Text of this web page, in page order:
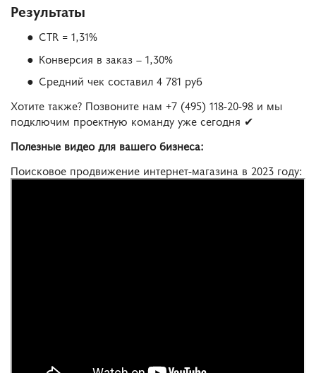
Результаты
CTR = 1,31%
Конверсия в заказ – 1,30%
Средний чек составил 4 781 руб
Хотите также? Позвоните нам +7 (495) 118-20-98 и мы
подключим проектную команду уже сегодня ✔
Полезные видео для вашего бизнеса:
Поисковое продвижение интернет-магазина в 2023 году: